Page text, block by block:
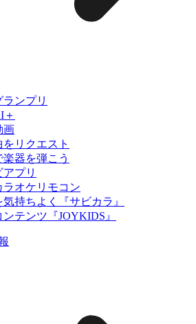
ンプリ
＋
画
リクエスト
器を弾こう
プリ
ラオケリモコン
持ちよく『サビカラ』
テンツ『JOYKIDS』